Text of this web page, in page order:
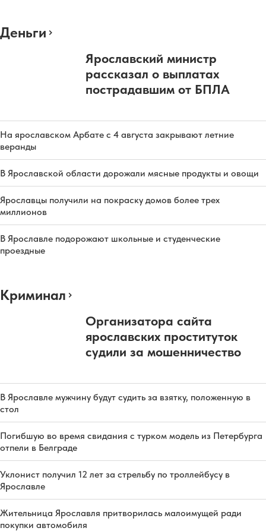
Деньги
Ярославский министр
рассказал о выплатах
пострадавшим от БПЛА
На ярославском Арбате с 4 августа закрывают летние
веранды
В Ярославской области дорожали мясные продукты и овощи
Ярославцы получили на покраску домов более трех
миллионов
В Ярославле подорожают школьные и студенческие
проездные
Криминал
Организатора сайта
ярославских проституток
судили за мошенничество
В Ярославле мужчину будут судить за взятку, положенную в
стол
Погибшую во время свидания с турком модель из Петербурга
отпели в Белграде
Уклонист получил 12 лет за стрельбу по троллейбусу в
Ярославле
Жительница Ярославля притворилась малоимущей ради
покупки автомобиля